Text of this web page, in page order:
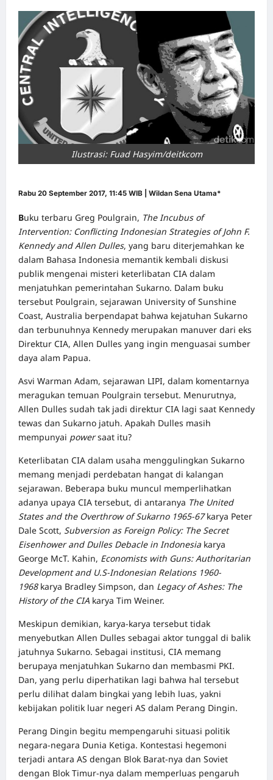
Ilustrasi: Fuad Hasyim/deitkcom
Rabu 20 September 2017, 11:45 WIB | Wildan Sena Utama*
Buku terbaru Greg Poulgrain, The Incubus of
Intervention: Conflicting Indonesian Strategies of John F.
Kennedy and Allen Dulles, yang baru diterjemahkan ke
dalam Bahasa Indonesia memantik kembali diskusi
publik mengenai misteri keterlibatan CIA dalam
menjatuhkan pemerintahan Sukarno. Dalam buku
tersebut Poulgrain, sejarawan University of Sunshine
Coast, Australia berpendapat bahwa kejatuhan Sukarno
dan terbunuhnya Kennedy merupakan manuver dari eks
Direktur CIA, Allen Dulles yang ingin menguasai sumber
daya alam Papua.
Asvi Warman Adam, sejarawan LIPI, dalam komentarnya
meragukan temuan Poulgrain tersebut. Menurutnya,
Allen Dulles sudah tak jadi direktur CIA lagi saat Kennedy
tewas dan Sukarno jatuh. Apakah Dulles masih
mempunyai powersaat itu?
Keterlibatan CIA dalam usaha menggulingkan Sukarno
memang menjadi perdebatan hangat di kalangan
sejarawan. Beberapa buku muncul memperlihatkan
adanya upaya CIA tersebut, di antaranya The United
States and the Overthrow of Sukarno 1965-67karya Peter
Dale Scott, Subversion as Foreign Policy: The Secret
Eisenhower and Dulles Debacle in Indonesia karya
George McT. Kahin, Economists with Guns: Authoritarian
Development and U.S-Indonesian Relations 1960-
1968 karya Bradley Simpson, dan Legacy of Ashes: The
History of the CIA karya Tim Weiner.
Meskipun demikian, karya-karya tersebut tidak
menyebutkan Allen Dulles sebagai aktor tunggal di balik
jatuhnya Sukarno. Sebagai institusi, CIA memang
berupaya menjatuhkan Sukarno dan membasmi PKI.
Dan, yang perlu diperhatikan lagi bahwa hal tersebut
perlu dilihat dalam bingkai yang lebih luas, yakni
kebijakan politik luar negeri AS dalam Perang Dingin.
Perang Dingin begitu mempengaruhi situasi politik
negara-negara Dunia Ketiga. Kontestasi hegemoni
terjadi antara AS dengan Blok Barat-nya dan Soviet
dengan Blok Timur-nya dalam memperluas pengaruh